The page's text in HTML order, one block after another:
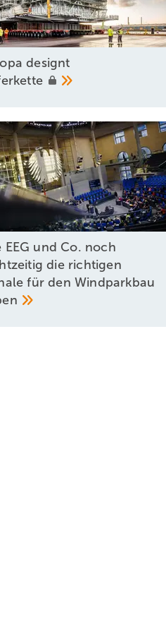
designt
EEG und Co. noch
die richtigen
für den Windparkbau